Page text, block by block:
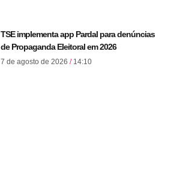
TSE implementa app Pardal para denúncias
de Propaganda Eleitoral em 2026
7 de agosto de 2026 14:10